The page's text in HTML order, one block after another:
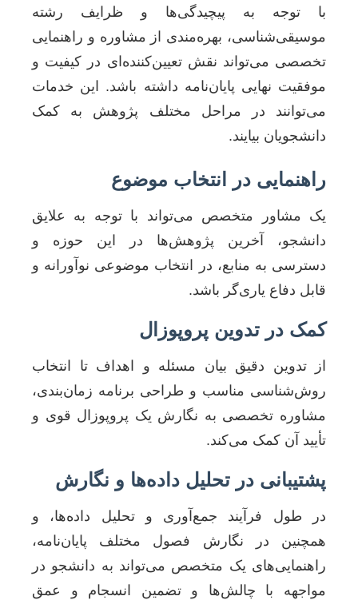
با توجه به پیچیدگی‌ها و ظرایف رشته
موسیقی‌شناسی، بهره‌مندی از مشاوره و راهنمایی
تخصصی می‌تواند نقش تعیین‌کننده‌ای در کیفیت و
موفقیت نهایی پایان‌نامه داشته باشد. این خدمات
می‌توانند در مراحل مختلف پژوهش به کمک
دانشجویان بیایند.
راهنمایی در انتخاب موضوع
یک مشاور متخصص می‌تواند با توجه به علایق
دانشجو، آخرین پژوهش‌ها در این حوزه و
دسترسی به منابع، در انتخاب موضوعی نوآورانه و
قابل دفاع یاری‌گر باشد.
کمک در تدوین پروپوزال
از تدوین دقیق بیان مسئله و اهداف تا انتخاب
روش‌شناسی مناسب و طراحی برنامه زمان‌بندی،
مشاوره تخصصی به نگارش یک پروپوزال قوی و
تأیید آن کمک می‌کند.
پشتیبانی در تحلیل داده‌ها و نگارش
در طول فرآیند جمع‌آوری و تحلیل داده‌ها، و
همچنین در نگارش فصول مختلف پایان‌نامه،
راهنمایی‌های یک متخصص می‌تواند به دانشجو در
مواجهه با چالش‌ها و تضمین انسجام و عمق